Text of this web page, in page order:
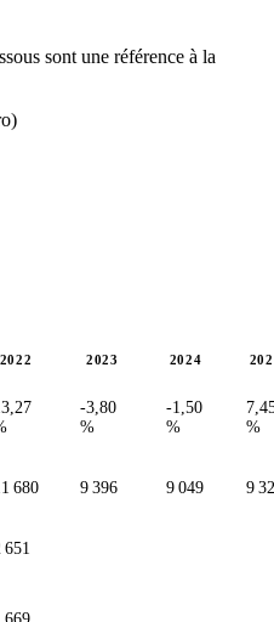
sont une référence à la
2022 2023 2024
-3,80
%
-1,50
%
%
680 9 396 9 049 9
651